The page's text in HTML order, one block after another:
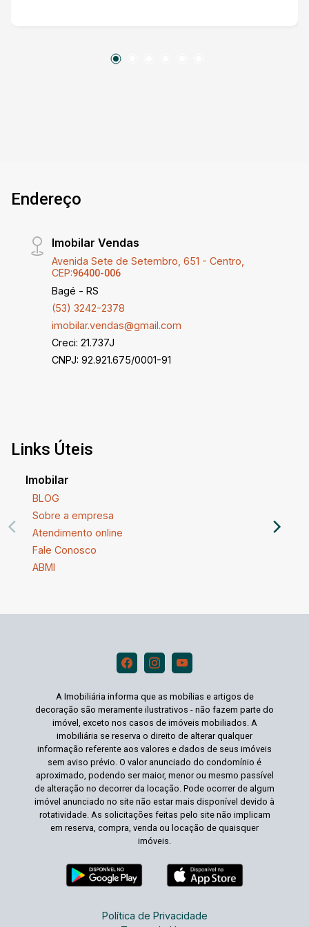
Endereço
Imobilar Vendas
Avenida Sete de Setembro, 651 - Centro,
CEP:96400-006
Bagé - RS
(53) 3242-2378
imobilar.vendas@gmail.com
Creci: 21.737J
CNPJ: 92.921.675/0001-91
Links Úteis
Imobilar
BLOG
Sobre a empresa
Atendimento online
Fale Conosco
ABMI
A Imobiliária informa que as mobílias e artigos de
decoração são meramente ilustrativos - não fazem parte do
imóvel, exceto nos casos de imóveis mobiliados. A
imobiliária se reserva o direito de alterar qualquer
informação referente aos valores e dados de seus imóveis
sem aviso prévio. O valor anunciado do condomínio é
aproximado, podendo ser maior, menor ou mesmo passível
de alteração no decorrer da locação. Pode ocorrer de algum
imóvel anunciado no site não estar mais disponível devido à
rotatividade. As solicitações feitas pelo site não implicam
em reserva, compra, venda ou locação de quaisquer
imóveis.
Política de Privacidade